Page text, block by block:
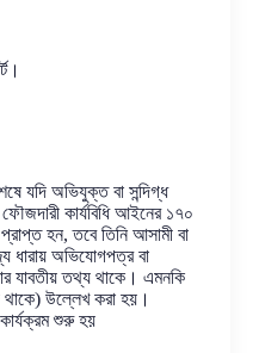
যদি অভিযুক্ত বা সন্দিগ্ধ
কার্যবিধি আইনের ১৭০
হন, তবে তিনি আসামী বা
ধারায় অভিযোগপত্র বা
যাবতীয় তথ্য থাকে। এমনকি
থাকে) উল্লেখ করা হয়।
শুরু হয়